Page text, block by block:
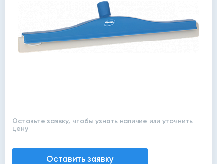
Оставьте заявку, чтобы узнать наличие или уточнить
цену
Оставить заявку